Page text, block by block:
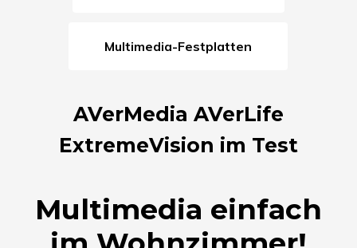
Multimedia-Festplatten
AVerMedia AVerLife
ExtremeVision im Test
Multimedia einfach